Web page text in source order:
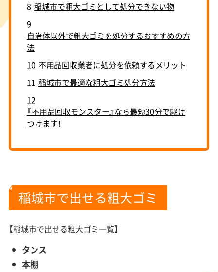
8 稲城市で粗大ゴミとして処分できない物
9
自治体以外で粗大ゴミを処分するおすすめの方
法
10 不用品回収業者に処分を依頼するメリット
11 稲城市で最適な粗大ゴミ処分方法
12
『不用品回収モンスター』なら最短30分で駆け
つけます！
稲城市で出せる粗大ゴミ
【稲城市で出せる粗大ゴミ一覧】
タンス
本棚